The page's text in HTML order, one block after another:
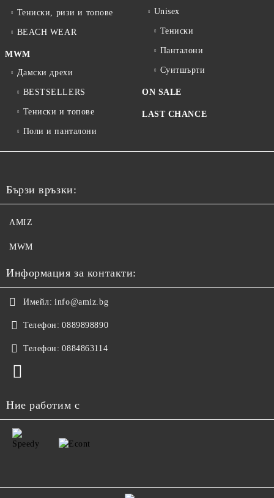
Тениски, ризи и топове
BEACH WEAR
MWM
Дамски дрехи
BESTSELLERS
Тениски и топове
Поли и панталони
Unisex
Тениски
Панталони
Суитшърти
ON SALE
LAST CHANCE
Бързи връзки:
AMIZ
MWM
Информация за контакти:
Имейл: info@amiz.bg
Телефон: 0889898890
Телефон: 0884863114
Ние работим с